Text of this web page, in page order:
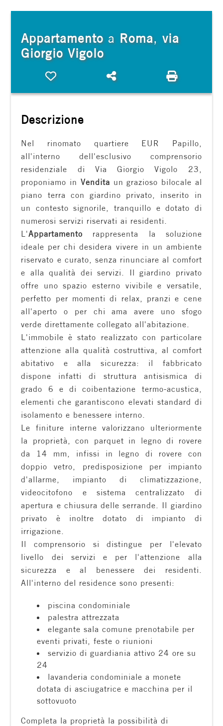
Appartamentoa Roma,via
Giorgio Vigolo
Preferiti: Cod. Vigolo E4
Condividi Stampa:
Descrizione
Nel rinomato quartiere EUR Papillo,
all'interno dell'esclusivo comprensorio
residenziale di Via Giorgio Vigolo 23,
proponiamo in Vendita un grazioso bilocale al
piano terra con giardino privato, inserito in
un contesto signorile, tranquillo e dotato di
numerosi servizi riservati ai residenti.
L'Appartamento rappresenta la soluzione
ideale per chi desidera vivere in un ambiente
riservato e curato, senza rinunciare al comfort
e alla qualità dei servizi. Il giardino privato
offre uno spazio esterno vivibile e versatile,
perfetto per momenti di relax, pranzi e cene
all'aperto o per chi ama avere uno sfogo
verde direttamente collegato all'abitazione.
L'immobile è stato realizzato con particolare
attenzione alla qualità costruttiva, al comfort
abitativo e alla sicurezza: il fabbricato
dispone infatti di struttura antisismica di
grado 6 e di coibentazione termo-acustica,
elementi che garantiscono elevati standard di
isolamento e benessere interno.
Le finiture interne valorizzano ulteriormente
la proprietà, con parquet in legno di rovere
da 14 mm, infissi in legno di rovere con
doppio vetro, predisposizione per impianto
d'allarme, impianto di climatizzazione,
videocitofono e sistema centralizzato di
apertura e chiusura delle serrande. Il giardino
privato è inoltre dotato di impianto di
irrigazione.
Il comprensorio si distingue per l'elevato
livello dei servizi e per l'attenzione alla
sicurezza e al benessere dei residenti.
All'interno del residence sono presenti:
piscina condominiale
palestra attrezzata
elegante sala comune prenotabile per
eventi privati, feste o riunioni
servizio di guardiania attivo 24 ore su
24
lavanderia condominiale a monete
dotata di asciugatrice e macchina per il
sottovuoto
Completa la proprietà la possibilità di
Tipologia
multiscelta
Qualsiasi
Residenziali
Commerciali
Prezzo
Totale
mq
Locali
minimi
Qualsiasi